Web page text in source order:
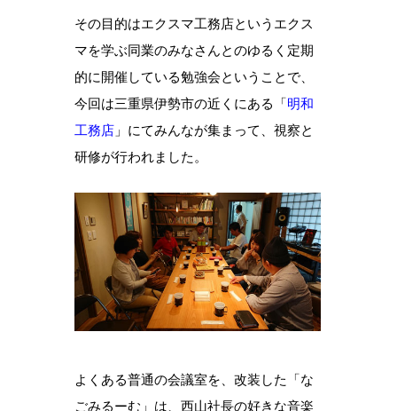
その目的はエクスマ工務店というエクス
マを学ぶ同業のみなさんとのゆるく定期
的に開催している勉強会ということで、
今回は三重県伊勢市の近くにある「明和
工務店 」にてみんなが集まって、視察と
研修が行われました。
よくある普通の会議室を、改装した「な
ごみるーむ」は、西山社長の好きな音楽